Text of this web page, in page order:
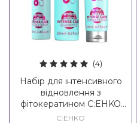
(4)
Набір для інтенсивного
відновлення з
фітокератином C:EHKO
Intense Care Kit
C:EHKO